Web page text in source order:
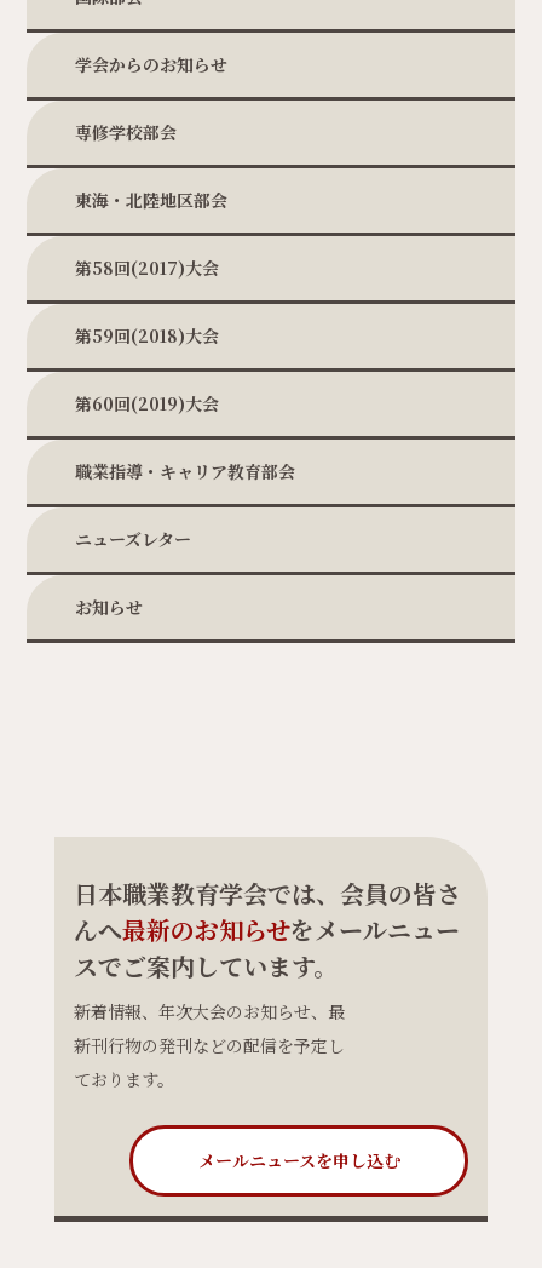
学会からのお知らせ
専修学校部会
東海・北陸地区部会
第58回(2017)大会
第59回(2018)大会
第60回(2019)大会
職業指導・キャリア教育部会
ニューズレター
お知らせ
日本職業教育学会では、会員の皆さ
んへ最新のお知らせをメールニュー
スでご案内しています。
新着情報、年次大会のお知らせ、最
新刊行物の発刊などの配信を予定し
ております。
メールニュースを申し込む